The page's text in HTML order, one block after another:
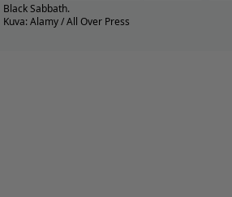
Black Sabbath.
Kuva: Alamy / All Over Press